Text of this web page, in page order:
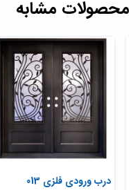
محصولات مشابه
درب ورودی فلزی 013